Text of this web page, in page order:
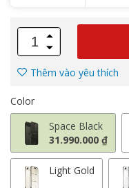
Thêm vào yêu thích
Color
Space Black
31.990.000 ₫
Light Gold